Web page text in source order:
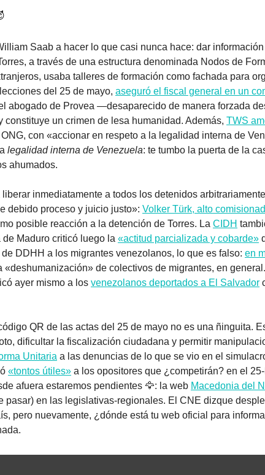
Saab a hacer lo que casi nunca hace: dar
a través de una estructura denominada Nodos de
usaba talleres de formación como fachada para
del 25 de mayo, aseguró el fiscal general en un
abogado de Provea —desaparecido de manera forzada
constituye un crimen de lesa humanidad. Además, TWS
con «accionar en respeto a la legalidad interna de
legalidad interna de Venezuela: te tumbo la puerta de la
ahumados.
inmediatamente a todos los detenidos
debido proceso y juicio justo»: Volker Türk, alto
posible reacción a la detención de Torres. La CIDH
Maduro criticó luego la «actitud parcializada y cobarde»
DDHH a los migrantes venezolanos, lo que es falso: en
«deshumanización» de colectivos de migrantes, en
ayer mismo a los venezolanos deportados a El Salvador
QR de las actas del 25 de mayo no es una ñinguita.
dificultar la fiscalización ciudadana y permitir
Unitaria a las denuncias de lo que se vio en el
«tontos útiles» a los opositores que ¿competirán? en el
afuera estaremos pendientes 🦅: la web Macedonia del
pasar) en las legislativas-regionales. El CNE dizque
pero nuevamente, ¿dónde está tu web oficial para